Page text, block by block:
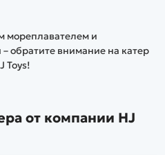
мореплавателем и
обратите внимание на катер
Toys!
от компании HJ